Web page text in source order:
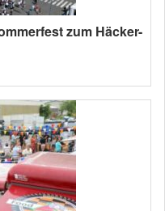
zum Häcker-